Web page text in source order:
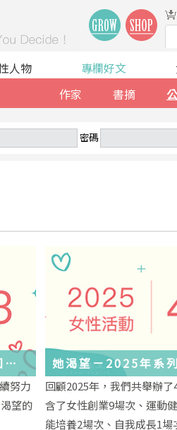
人物
專欄好文
作家
書摘
密碼
努力
望的
她渴望－2025年系
回顧2025年，我們共舉辦
含了女性創業9場次、運動
能培養2場次、自我成長1